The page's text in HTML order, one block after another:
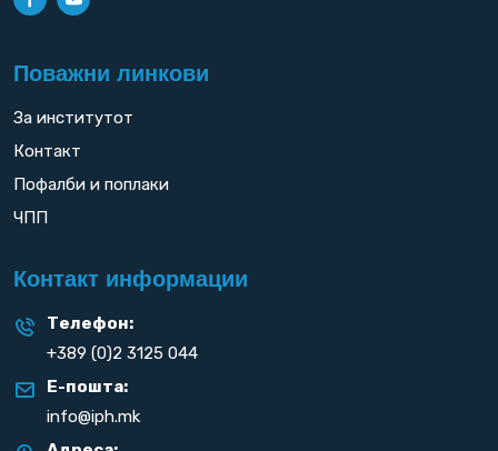
Поважни линкови
За институтот
Контакт
Пофалби и поплаки
ЧПП
Контакт информации
Телефон:
+389 (0)2 3125 044
Е-пошта:
info@iph.mk